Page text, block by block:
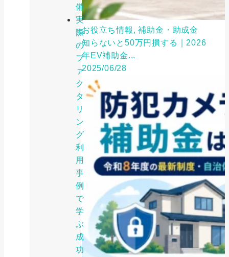
備
実
際
の
フ
ァ
ク
タ
リ
ン
グ
利
用
事
例
で
学
ぶ
成
功
お役立ち情報, 補助金・助成金
知らないと50万円損する｜2026
年EV補助金...
2025/06/28